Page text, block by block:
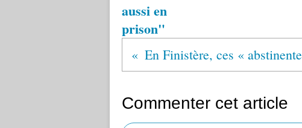
aussi en
prison"
Commenter cet article